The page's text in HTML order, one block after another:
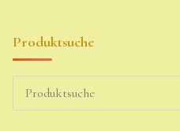
Produktsuche